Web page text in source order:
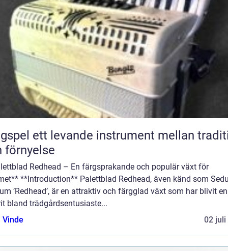
mellan tradition
förnyelse
Redhead – En färgsprakande och populär växt för
**Introduction** Palettblad Redhead, även känd som
’Redhead’, är en attraktiv och färgglad växt som har blivit en
bland trädgårdsentusiaste...
Vinde
02 juli